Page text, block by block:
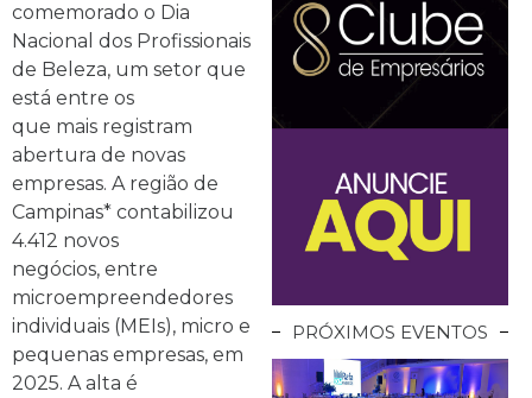
comemorado o Dia
Nacional dos Profissionais
de Beleza, um setor que
está entre os
que mais registram
abertura de novas
empresas. A região de
Campinas* contabilizou
4.412 novos
negócios, entre
microempreendedores
individuais (MEIs), micro e
pequenas empresas, em
2025. A alta é
PRÓXIMOS EVENTOS